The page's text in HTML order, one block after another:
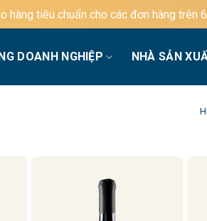
tiêu chuẩn cho các đơn hàng trên
DOANH NGHIỆP NHÀ SẢN